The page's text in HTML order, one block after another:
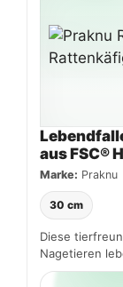
aus FSC®
Marke: Praknu
30 cm
Diese
Nagetieren